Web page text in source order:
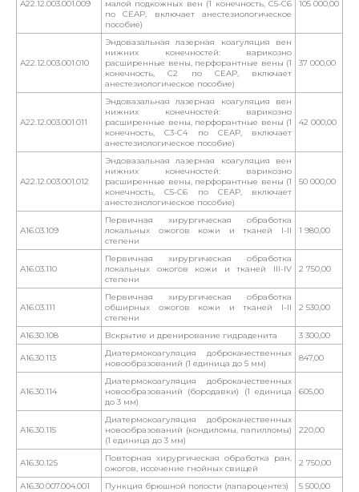
А22.12.003.001.009
малой подкожных вен (1 конечность, С5-С6
по CEAP, включает анестезиологическое
пособие)
105 000,00
А22.12.003.001.010
Эндовазальная лазерная коагуляция вен
нижних конечностей: варикозно
расширенные вены, перфорантные вены (1
конечность, С2 по CEAP, включает
анестезиологическое пособие)
37 000,00
А22.12.003.001.011
Эндовазальная лазерная коагуляция вен
нижних конечностей: варикозно
расширенные вены, перфорантные вены (1
конечность, С3-С4 по CEAP, включает
анестезиологическое пособие)
42 000,00
А22.12.003.001.012
Эндовазальная лазерная коагуляция вен
нижних конечностей: варикозно
расширенные вены, перфорантные вены (1
конечность, С5-С6 по CEAP, включает
анестезиологическое пособие)
50 000,00
А16.03.109
Первичная хирургическая обработка
локальных ожогов кожи и тканей I-II
степени
1 980,00
А16.03.110
Первичная хирургическая обработка
локальных ожогов кожи и тканей III-IV
степени
2 750,00
А16.03.111
Первичная хирургическая обработка
обширных ожогов кожи и тканей I-II
степени
2 530,00
А16.30.108 Вскрытие и дренирование гидраденита 3 300,00
А16.30.113
Диатермокоагуляция доброкачественных
новообразований (1 единица до 5 мм)
847,00
А16.30.114
Диатермокоагуляция доброкачественных
новообразований (бородавки) (1 единица
до 3 мм)
605,00
А16.30.115
Диатермокоагуляция доброкачественных
новообразований (кондиломы, папилломы)
(1 единица до 3 мм)
220,00
А16.30.125
Повторная хирургическая обработка ран,
ожогов, иссечение гнойных свищей
2 750,00
А16.30.007.004.001 Пункция брюшной полости (лапароцентез)
5 500,00